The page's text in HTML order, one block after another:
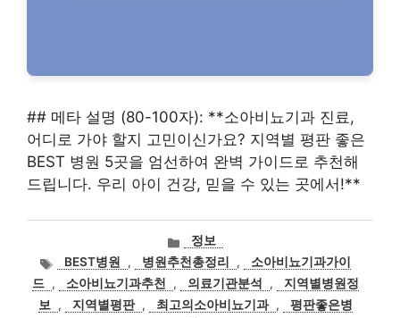
## 메타 설명 (80-100자): **소아비뇨기과 진료,
어디로 가야 할지 고민이신가요? 지역별 평판 좋은
BEST 병원 5곳을 엄선하여 완벽 가이드로 추천해
드립니다. 우리 아이 건강, 믿을 수 있는 곳에서!**
카
테
고
리
정보
태BEST병원 , 병원추천총정리 ,
소아비뇨기과가이
드 , 소아비뇨기과추천 , 의료기관분석 ,
지역별병원정
보
, 지역별평판 , 최고의소아비뇨기과 ,
평판좋은병